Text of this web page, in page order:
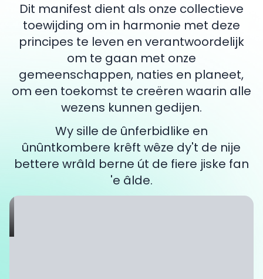
Dit manifest dient als onze collectieve
toewijding om in harmonie met deze
principes te leven en verantwoordelijk
om te gaan met onze
gemeenschappen, naties en planeet,
om een toekomst te creëren waarin alle
wezens kunnen gedijen.
Wy sille de ûnferbidlike en
ûnûntkombere krêft wêze dy't de nije
bettere wrâld berne út de fiere jiske fan
'e âlde.